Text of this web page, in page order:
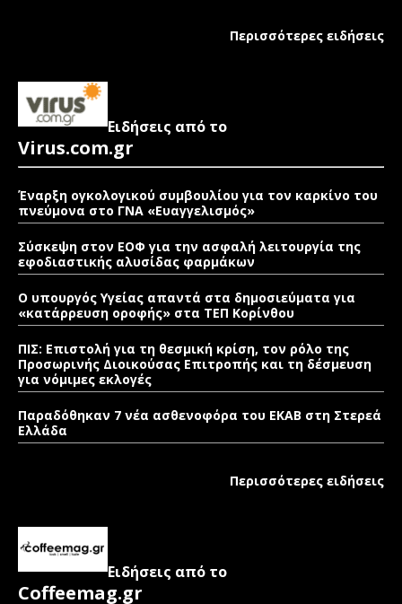
Περισσότερες ειδήσεις
Ειδήσεις από το
Virus.com.gr
Έναρξη ογκολογικού συμβουλίου για τον καρκίνο του
πνεύμονα στο ΓΝΑ «Ευαγγελισμός»
Σύσκεψη στον ΕΟΦ για την ασφαλή λειτουργία της
εφοδιαστικής αλυσίδας φαρμάκων
Ο υπουργός Υγείας απαντά στα δημοσιεύματα για
«κατάρρευση οροφής» στα ΤΕΠ Κορίνθου
ΠΙΣ: Επιστολή για τη θεσμική κρίση, τον ρόλο της
Προσωρινής Διοικούσας Επιτροπής και τη δέσμευση
για νόμιμες εκλογές
Παραδόθηκαν 7 νέα ασθενοφόρα του ΕΚΑΒ στη Στερεά
Ελλάδα
Περισσότερες ειδήσεις
Ειδήσεις από το
Coffeemag.gr